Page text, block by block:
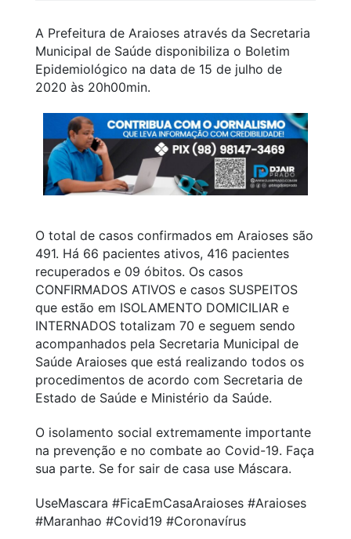
A Prefeitura de Araioses através da Secretaria
Municipal de Saúde disponibiliza o Boletim
Epidemiológico na data de 15 de julho de
2020 às 20h00min.
O total de casos confirmados em Araioses são
491. Há 66 pacientes ativos, 416 pacientes
recuperados e 09 óbitos. Os casos
CONFIRMADOS ATIVOS e casos SUSPEITOS
que estão em ISOLAMENTO DOMICILIAR e
INTERNADOS totalizam 70 e seguem sendo
acompanhados pela Secretaria Municipal de
Saúde Araioses que está realizando todos os
procedimentos de acordo com Secretaria de
Estado de Saúde e Ministério da Saúde.
O isolamento social extremamente importante
na prevenção e no combate ao Covid-19. Faça
sua parte. Se for sair de casa use Máscara.
UseMascara #FicaEmCasaAraioses #Araioses
#Maranhao #Covid19 #Coronavírus